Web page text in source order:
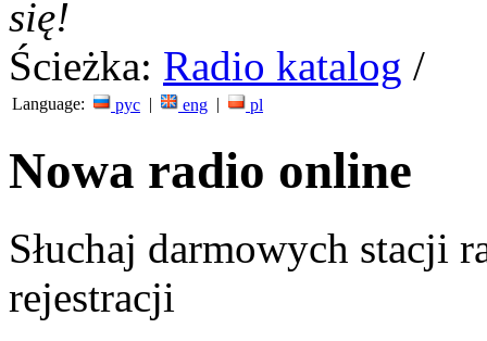
się!
Ścieżka: Radio katalog /
Language: рус | eng | pl
Nowa radio online
Słuchaj darmowych stacji
rejestracji